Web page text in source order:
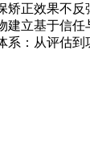
矫正效果不
建立基于信